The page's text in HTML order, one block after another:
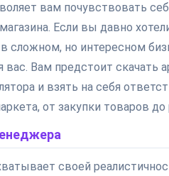
вам почувствовать
Если вы давно
сложном, но интересном
вас. Вам предстоит скачать
и взять на себя
от закупки товаров
своей